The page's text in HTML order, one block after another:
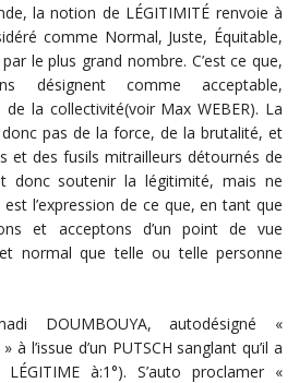
la notion de LÉGITIMITÉ renvoie à
comme Normal, Juste, Équitable,
le plus grand nombre. C’est ce que,
désignent comme acceptable,
la collectivité(voir Max WEBER). La
pas de la force, de la brutalité, et
et des fusils mitrailleurs détournés de
donc soutenir la légitimité, mais ne
l’expression de ce que, en tant que
et acceptons d’un point de vue
normal que telle ou telle personne
DOUMBOUYA, autodésigné «
l’issue d’un PUTSCH sanglant qu’il a
à:1°). S’auto proclamer «